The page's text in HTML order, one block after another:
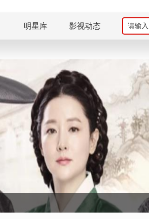
明星库 影视动态